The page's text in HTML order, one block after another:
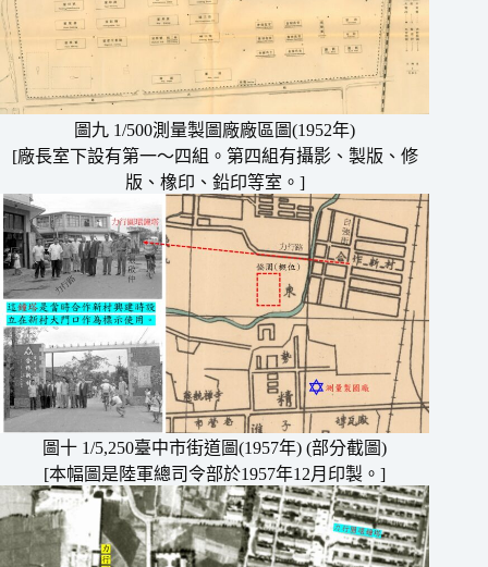
圖九 1/500測量製圖廠廠區圖(1952年)
[廠長室下設有第一〜四組。第四組有攝影、製版、修
版、橡印、鉛印等室。]
圖十 1/5,250臺中市街道圖(1957年) (部分截圖)
[本幅圖是陸軍總司令部於1957年12月印製。]